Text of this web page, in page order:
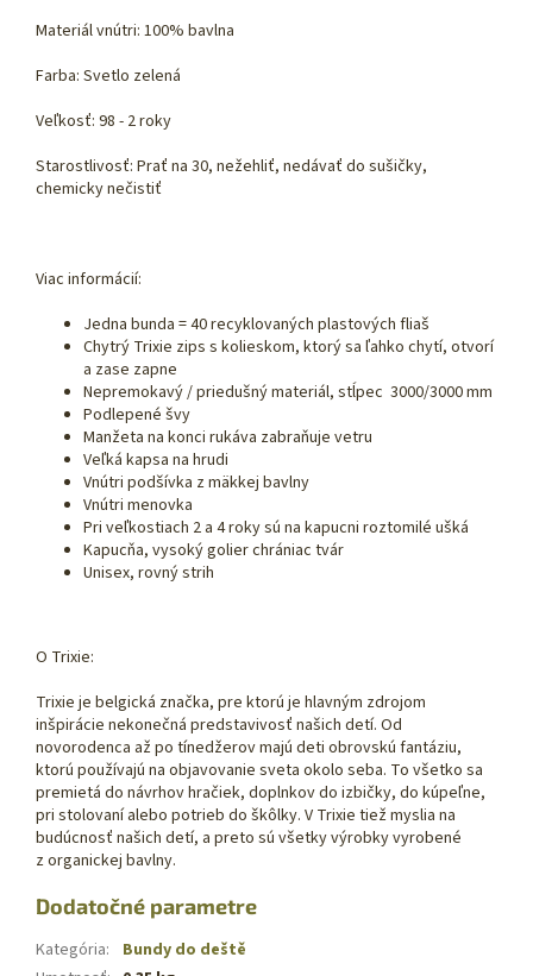
Materiál vnútri: 100% bavlna
Farba: Svetlo zelená
Veľkosť: 98 - 2 roky
Starostlivosť: Prať na 30, nežehliť, nedávať do sušičky,
chemicky nečistiť
Viac informácií:
Jedna bunda = 40 recyklovaných plastových fliaš
Chytrý Trixie zips s kolieskom, ktorý sa ľahko chytí, otvorí
a zase zapne
Nepremokavý / priedušný materiál, stĺpec 3000/3000 mm
Podlepené švy
Manžeta na konci rukáva zabraňuje vetru
Veľká kapsa na hrudi
Vnútri podšívka z mäkkej bavlny
Vnútri menovka
Pri veľkostiach 2 a 4 roky sú na kapucni roztomilé ušká
Kapucňa, vysoký golier chrániac tvár
Unisex, rovný strih
O Trixie:
Trixie je belgická značka, pre ktorú je hlavným zdrojom
inšpirácie nekonečná predstavivosť našich detí. Od
novorodenca až po tínedžerov majú deti obrovskú fantáziu,
ktorú používajú na objavovanie sveta okolo seba. To všetko sa
premietá do návrhov hračiek, doplnkov do izbičky, do kúpeľne,
pri stolovaní alebo potrieb do škôlky. V Trixie tiež myslia na
budúcnosť našich detí, a preto sú všetky výrobky vyrobené
z organickej bavlny.
Dodatočné parametre
Kategória:
Bundy do deště